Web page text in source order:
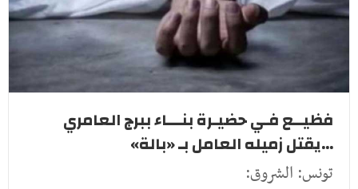
فظيــع فـي حضيـرة بنـــاء ببرج العامري
...يقتل زميله العامل بـ «بالة»
تونس: الشروق: